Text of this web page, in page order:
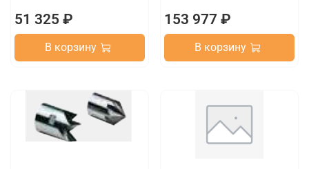
51 325 ₽
В корзину
153 977 ₽
В корзину